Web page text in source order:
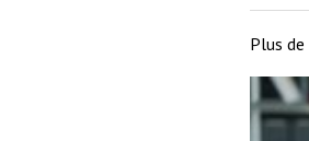
Plus de